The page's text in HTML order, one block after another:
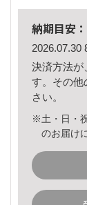
納期目安：
2026.07.30
決済方法が
す。その他
さい。
※土・日・
のお届け